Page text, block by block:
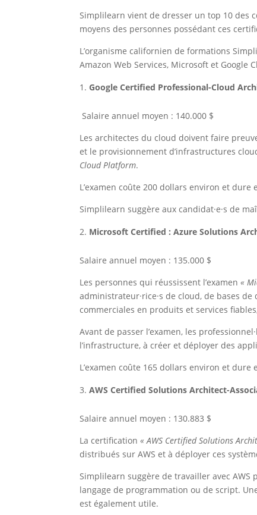
Simplilearn vient de dresser un top 10 des
moyens des personnes possédant ces
L’organisme californien de formations
Amazon Web Services, Microsoft et Google
Google Certified Professional-Cloud
Salaire annuel moyen : 140.000 $
Les architectes du cloud doivent faire
et le provisionnement d’infrastructures
Cloud Platform.
L’examen coûte 200 dollars environ et
Simplilearn suggère aux candidat·e·s de
Microsoft Certified : Azure Solutions
Salaire annuel moyen : 135.000 $
Les personnes qui réussissent l’examen«
administrateur·rice·s de cloud, de bases
commerciales en produits et services
Avant de passer l’examen, les
l’infrastructure, à créer et déployer des
L’examen coûte 165 dollars environ et
AWS Certified Solutions Architect-
Salaire annuel moyen : 130.883 $
La certification« AWS Certified Solutions
distribués sur AWS et à déployer ces
Simplilearn suggère de travailler avec AWS
langage de programmation ou de script.
est également utile.